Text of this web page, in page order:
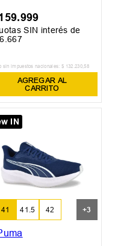
.999
SIN interés de
.667
sin impuestos nacionales: $ 132 .230,58
AGREGAR AL
CARRITO
IN
41 41.5 42 +3